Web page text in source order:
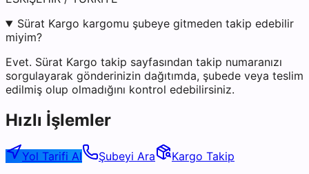
Sürat Kargo kargomu şubeye gitmeden takip edebilir
miyim?
Evet. Sürat Kargo takip sayfasından takip numaranızı
sorgulayarak gönderinizin dağıtımda, şubede veya teslim
edilmiş olup olmadığını kontrol edebilirsiniz.
Hızlı İşlemler
Yol Tarifi Al Şubeyi Ara
Kargo Takip